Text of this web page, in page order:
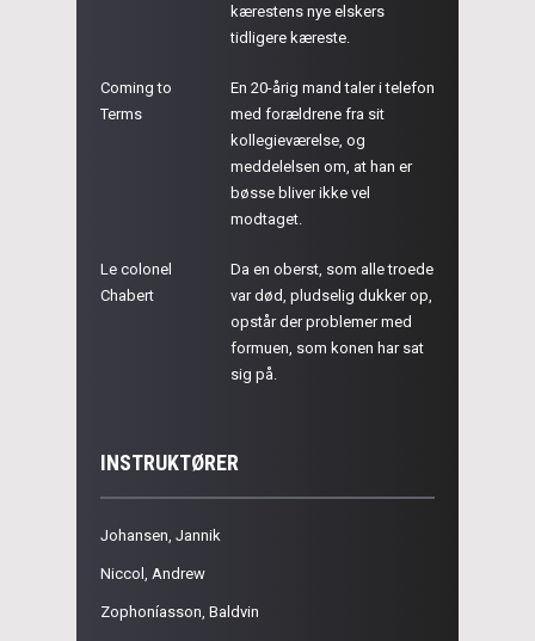
kærestens nye elskers
tidligere kæreste.
Coming to
Terms
En 20-årig mand taler i telefon
med forældrene fra sit
kollegieværelse, og
meddelelsen om, at han er
bøsse bliver ikke vel
modtaget.
Le colonel
Chabert
Da en oberst, som alle troede
var død, pludselig dukker op,
opstår der problemer med
formuen, som konen har sat
sig på.
INSTRUKTØRER
Johansen, Jannik
Niccol, Andrew
Zophoníasson, Baldvin